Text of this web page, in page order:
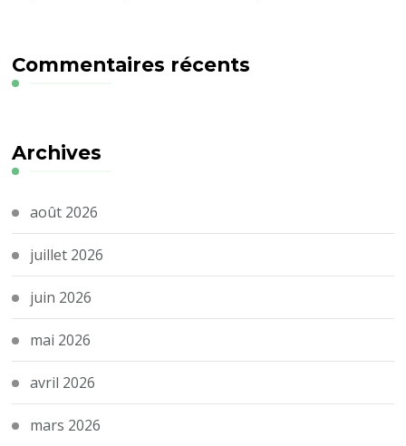
Commentaires récents
Archives
août 2026
juillet 2026
juin 2026
mai 2026
avril 2026
mars 2026